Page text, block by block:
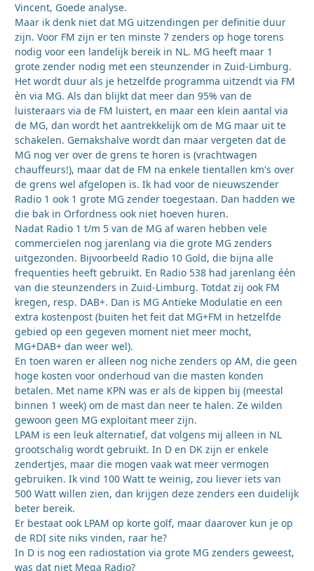
Vincent, Goede analyse.
Maar ik denk niet dat MG uitzendingen per definitie duur
zijn. Voor FM zijn er ten minste 7 zenders op hoge torens
nodig voor een landelijk bereik in NL. MG heeft maar 1
grote zender nodig met een steunzender in Zuid-Limburg.
Het wordt duur als je hetzelfde programma uitzendt via FM
èn via MG. Als dan blijkt dat meer dan 95% van de
luisteraars via de FM luistert, en maar een klein aantal via
de MG, dan wordt het aantrekkelijk om de MG maar uit te
schakelen. Gemakshalve wordt dan maar vergeten dat de
MG nog ver over de grens te horen is (vrachtwagen
chauffeurs!), maar dat de FM na enkele tientallen km's over
de grens wel afgelopen is. Ik had voor de nieuwszender
Radio 1 ook 1 grote MG zender toegestaan. Dan hadden we
die bak in Orfordness ook niet hoeven huren.
Nadat Radio 1 t/m 5 van de MG af waren hebben vele
commercielen nog jarenlang via die grote MG zenders
uitgezonden. Bijvoorbeeld Radio 10 Gold, die bijna alle
frequenties heeft gebruikt. En Radio 538 had jarenlang één
van die steunzenders in Zuid-Limburg. Totdat zij ook FM
kregen, resp. DAB+. Dan is MG Antieke Modulatie en een
extra kostenpost (buiten het feit dat MG+FM in hetzelfde
gebied op een gegeven moment niet meer mocht,
MG+DAB+ dan weer wel).
En toen waren er alleen nog niche zenders op AM, die geen
hoge kosten voor onderhoud van die masten konden
betalen. Met name KPN was er als de kippen bij (meestal
binnen 1 week) om de mast dan neer te halen. Ze wilden
gewoon geen MG exploitant meer zijn.
LPAM is een leuk alternatief, dat volgens mij alleen in NL
grootschalig wordt gebruikt. In D en DK zijn er enkele
zendertjes, maar die mogen vaak wat meer vermogen
gebruiken. Ik vind 100 Watt te weinig, zou liever iets van
500 Watt willen zien, dan krijgen deze zenders een duidelijk
beter bereik.
Er bestaat ook LPAM op korte golf, maar daarover kun je op
de RDI site niks vinden, raar he?
In D is nog een radiostation via grote MG zenders geweest,
was dat niet Mega Radio?